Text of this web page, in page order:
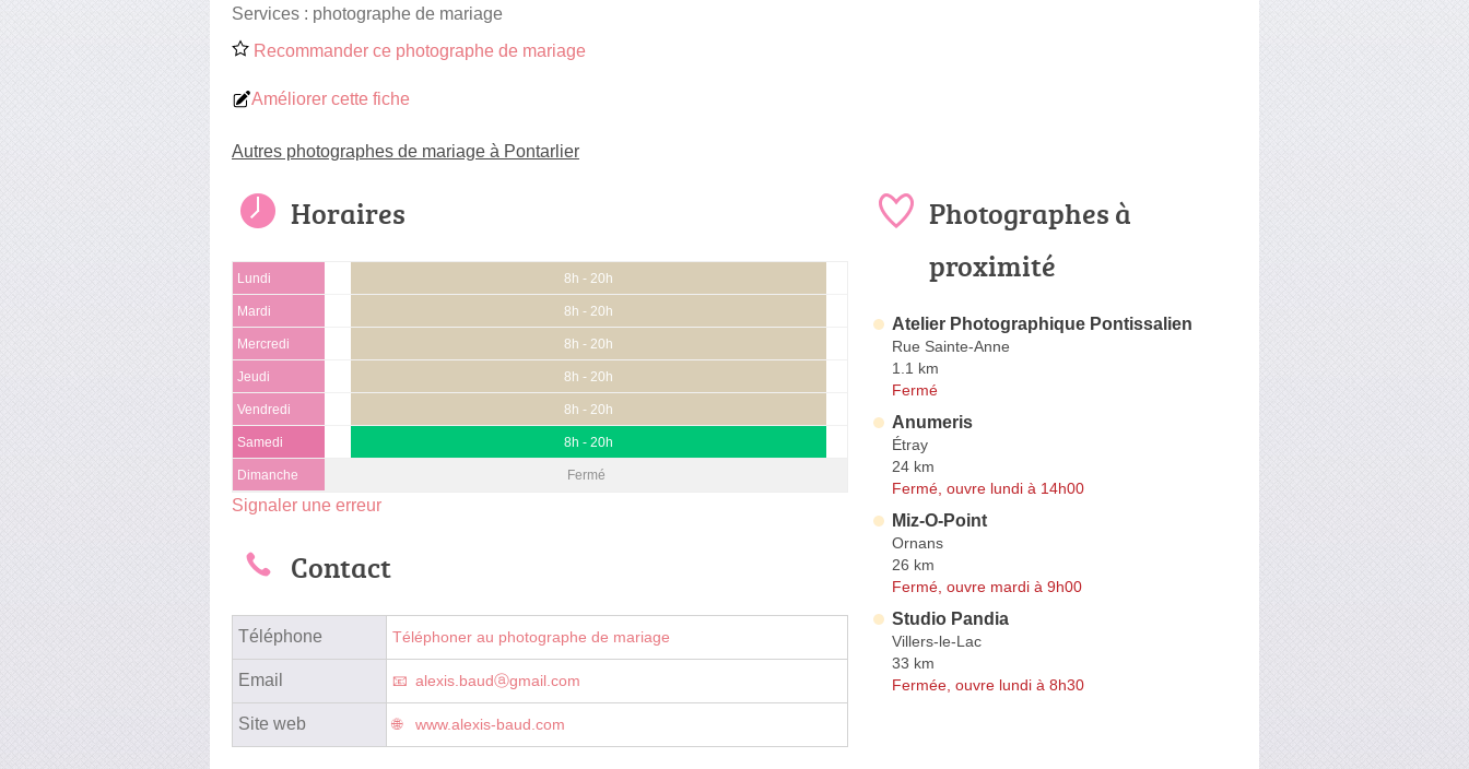
Services : photographe de mariage
Recommander ce photographe de mariage
Améliorer cette fiche
Autres photographes de mariage à Pontarlier
Horaires
Lundi 8h - 20h
Mardi 8h - 20h
Mercredi 8h - 20h
Jeudi 8h - 20h
Vendredi 8h - 20h
Samedi 8h - 20h
Dimanche Fermé
Signaler une erreur
Contact
Téléphone Téléphoner au photographe de mariage
Email alexis.baudⓐgmail.com
Site web www.alexis-baud.com
Photographes à
proximité
Atelier Photographique Pontissalien
Rue Sainte-Anne
1.1 km
Fermé
Anumeris
Étray
24 km
Fermé, ouvre lundi à 14h00
Miz-O-Point
Ornans
26 km
Fermé, ouvre mardi à 9h00
Studio Pandia
Villers-le-Lac
33 km
Fermée, ouvre lundi à 8h30